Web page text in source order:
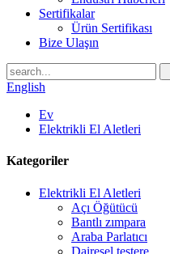
Sertifikalar
Ürün Sertifikası
Bize Ulaşın
English
Ev
Elektrikli El Aletleri
Kategoriler
Elektrikli El Aletleri
Açı Öğütücü
Bantlı zımpara
Araba Parlatıcı
Dairesel testere